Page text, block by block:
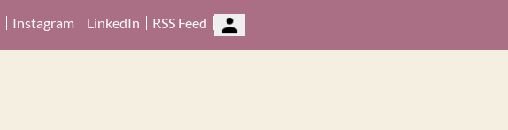
Instagram LinkedIn RSS Feed